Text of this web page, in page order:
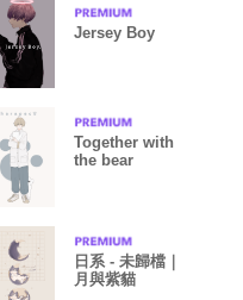
Jersey Boy
Together with
the bear
日系 - 未歸檔｜
月與紫貓